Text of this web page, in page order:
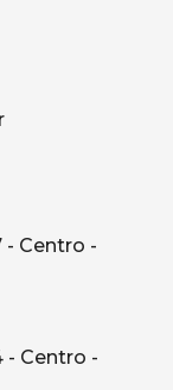
Centro -
- Centro -